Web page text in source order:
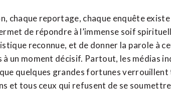
chaque reportage, chaque enquête
de répondre à l’immense soif
reconnue, et de donner la parole à
à un moment décisif. Partout, les médias
quelques grandes fortunes
et tous ceux qui refusent de se